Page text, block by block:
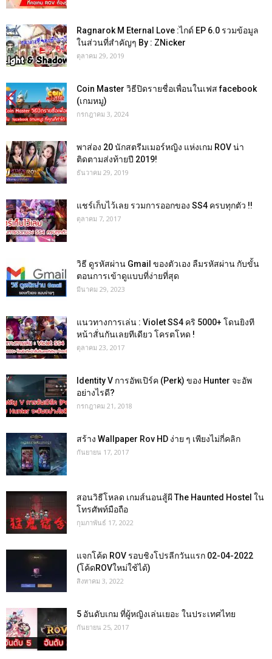
Ragnarok M Eternal Love :ไกด์ EP 6.0 รวมข้อมูล
ในส่วนที่สำคัญๆ By : ZNicker
ตุลาคม 29, 2019
Coin Master วิธีปิดรายชื่อเพื่อนในเฟส facebook
(เกมหมู)
กรกฎาคม 3, 2024
พาส่อง 20 นักสตรีมเมอร์หญิง แห่งเกม ROV น่า
ติดตามส่งท้ายปี 2019!
ธันวาคม 29, 2019
แชร์เก็บไว้เลย รวมการออกของ SS4 ครบทุกตัว !!
ตุลาคม 7, 2017
วิธี ดูรหัสผ่าน Gmail ของตัวเอง ลืมรหัสผ่าน กับขั้น
ตอนการเข้าดูแบบที่ง่ายที่สุด
มีนาคม 29, 2023
แนวทางการเล่น : Violet SS4 คริ 5000+ โดนยิงที
หน้าสั่นกันเลยทีเดียว โครตโหด !
ตุลาคม 23, 2017
Identity V การอัพเปิร์ค (Perk) ของ Hunter จะอัพ
อย่างไรดี?
กรกฎาคม 21, 2018
สร้าง Wallpaper Rov HD ง่าย ๆ เพียงไม่กี่คลิก
กันยายน 17, 2017
สอนวิธีโหลด เกมส์นอนสู้ผี The Haunted Hostel ใน
โทรศัพท์มือถือ
กุมภาพันธ์ 17, 2022
แจกโค้ด ROV รอบชิงโปรลีกวันแรก 02-04-2022
(โค้ดROVใหม่ใช้ได้)
สิงหาคม 3, 2022
5 อันดับเกม ที่ผู้หญิงเล่นเยอะ ในประเทศไทย
กันยายน 25, 2017